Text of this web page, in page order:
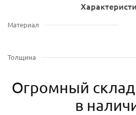
Материал
Толщина
Огромный склад
в